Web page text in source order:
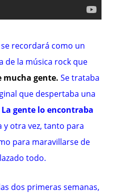
recordará como un
de la música rock que
mucha gente. Se trataba
que despertaba una
La gente lo encontraba
y otra vez, tanto para
para maravillarse de
todo.
dos primeras semanas,